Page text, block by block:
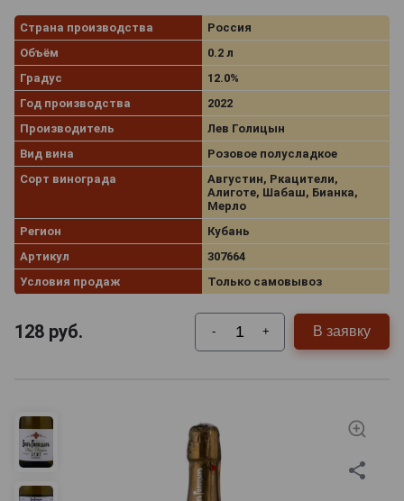
Страна производства
Россия
Объём
0.2 л
Градус
12.0%
Год производства
2022
Производитель
Лев Голицын
Вид вина
Розовое полусладкое
Сорт винограда
Августин, Ркацители,
Алиготе, Шабаш, Бианка,
Мерло
Регион
Кубань
Артикул
307664
Условия продаж
Только самовывоз
128 руб. - + В заявку